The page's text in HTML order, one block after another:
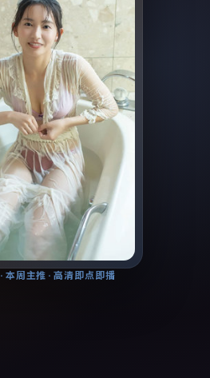
· 本周主推 · 高清即点即播